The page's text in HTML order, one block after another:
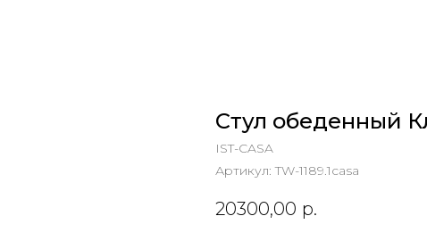
Стул обеденный
IST-CASA
Артикул:TW-1189.1casa
20300,00 р.